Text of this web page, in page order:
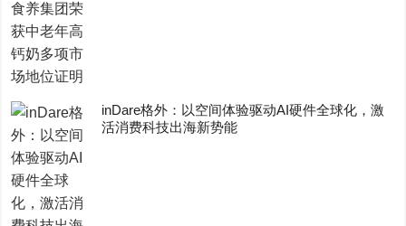
inDare格外：以空间体验驱动AI硬件全球化，激
活消费科技出海新势能